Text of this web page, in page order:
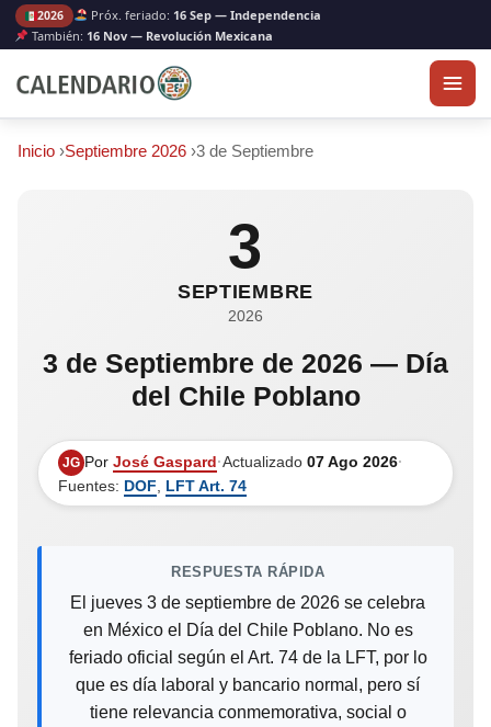
2026 Próx. feriado: 16 Sep — Independencia
También: 16 Nov — Revolución Mexicana
Inicio ›Septiembre 2026 ›3 de Septiembre
3
SEPTIEMBRE
2026
3 de Septiembre de 2026 — Día
del Chile Poblano
JG Por José Gaspard·Actualizado 07 Ago 2026·
Fuentes: DOF LFT Art. 74
RESPUESTA RÁPIDA
El jueves 3 de septiembre de 2026 se celebra
en México el Día del Chile Poblano. No es
feriado oficial según el Art. 74 de la LFT, por lo
que es día laboral y bancario normal, pero sí
tiene relevancia conmemorativa, social o